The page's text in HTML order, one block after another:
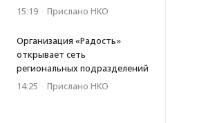
15:19 · Прислано НКО
Организация «Радость»
открывает сеть
региональных подразделений
14:25 · Прислано НКО